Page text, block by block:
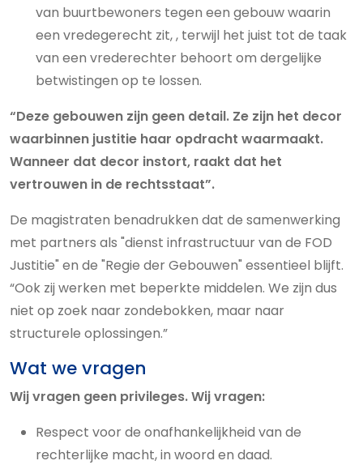
van buurtbewoners tegen een gebouw waarin
een vredegerecht zit, , terwijl het juist tot de taak
van een vrederechter behoort om dergelijke
betwistingen op te lossen.
“Deze gebouwen zijn geen detail. Ze zijn het decor
waarbinnen justitie haar opdracht waarmaakt.
Wanneer dat decor instort, raakt dat het
vertrouwen in de rechtsstaat”.
De magistraten benadrukken dat de samenwerking
met partners als "dienst infrastructuur van de FOD
Justitie" en de "Regie der Gebouwen" essentieel blijft.
“Ook zij werken met beperkte middelen. We zijn dus
niet op zoek naar zondebokken, maar naar
structurele oplossingen.”
Wat we vragen
Wij vragen geen privileges. Wij vragen:
Respect voor de onafhankelijkheid van de
rechterlijke macht, in woord en daad.